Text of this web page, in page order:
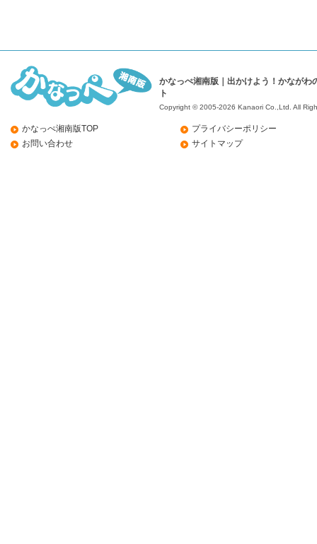
かなっぺ湘南版｜出かけよう！かながわ
ト
Copyright © 2005-2026 Kanaori Co.,Ltd. All
かなっぺ湘南版TOP
お問い合わせ
プライバシーポリシー
サイトマップ